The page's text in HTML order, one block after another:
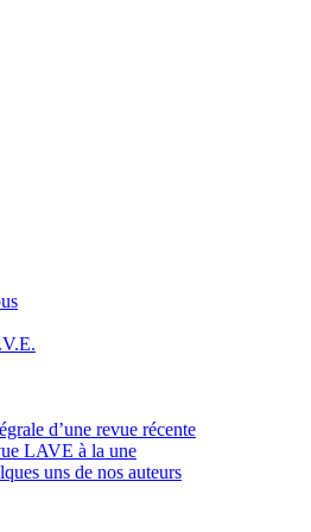
d’une revue récente
LAVE à la une
uns de nos auteurs